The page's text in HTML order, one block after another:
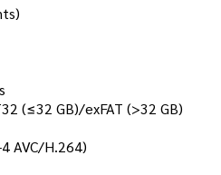
(≤32 GB)/exFAT (>32 GB)
AVC/H.264)